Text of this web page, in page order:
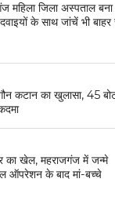
महिला जिला अस्पताल
के साथ जांचें भी
कटान का खुलासा, 45
का खेल, महराजगंज में जन्मे
ऑपरेशन के बाद मां-बच्चे